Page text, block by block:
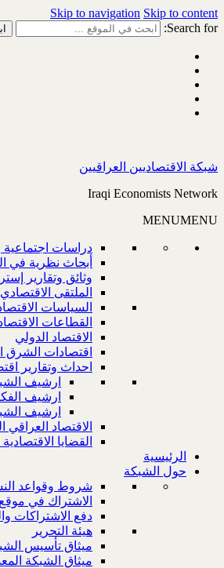
Skip to navigation Skip to content
Search for:
شبكة الاقتصاديين العراقيين
Iraqi Economists Network
MENUMENU
دراسات اجتماعية
أبحاث نظرية في
وثائق وتقارير
الملتقى
السياسات
القطاعات
الاقتصاد الدولي
اقتصادات الشرق
احداث وتقارير
ارشيف
ارشيف
ارشيف
الاقتصاد العراقي
القضايا
الرئيسية
حول الشبكة
شروط وقواعد
الاشتراك في
دفع الاشتراكات
هيئة التحرير
ميثاق تأسيس
ميثاق الشبكة